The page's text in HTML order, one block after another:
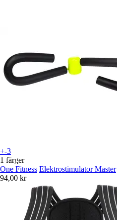
+-3
1 färger
One Fitness Elektrostimulator Master
94,00 kr